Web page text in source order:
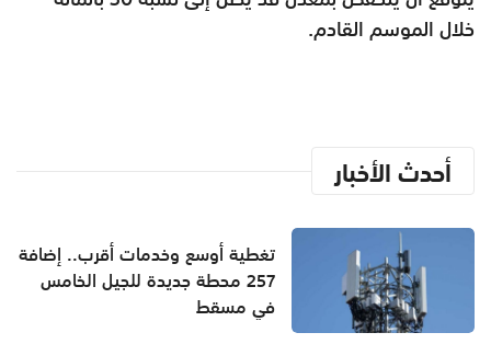
خلال الموسم القادم.
أحدث الأخبار
تغطية أوسع وخدمات أقرب.. إضافة
257 محطة جديدة للجيل الخامس
في مسقط